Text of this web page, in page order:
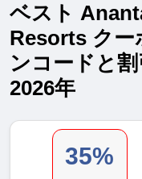
ベスト
Resorts クー
ンコードと割
2026年
35%